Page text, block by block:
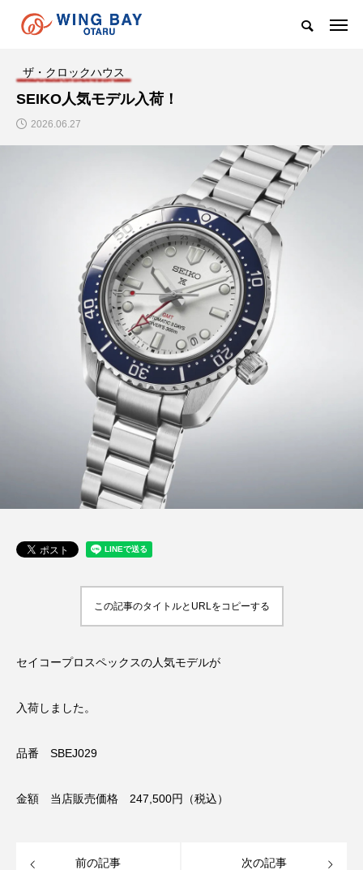
ザ・クロックハウス
SEIKO人気モデル入荷！
2026.06.27
この記事のタイトルとURLをコピーする
セイコープロスペックスの人気モデルが
入荷しました。
品番 SBEJ029
金額 当店販売価格 247,500円（税込）
前の記事 次の記事